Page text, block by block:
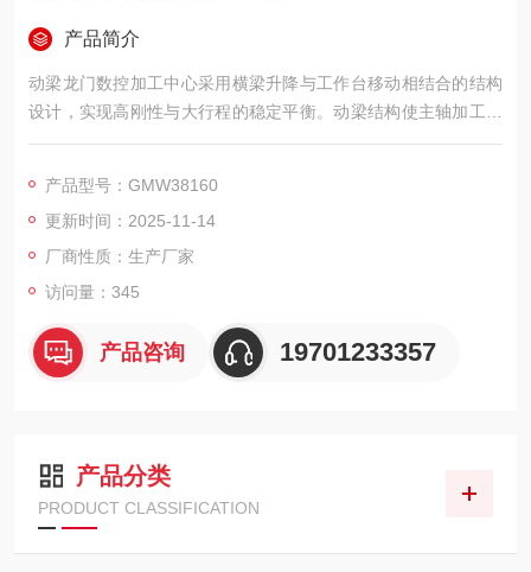
产品简介
动梁龙门数控加工中心采用横梁升降与工作台移动相结合的结构
设计，实现高刚性与大行程的稳定平衡。动梁结构使主轴加工高
度灵活可调，适用于不同尺寸工件的精密加工。机床关键部件均
变形。配置高扭矩主轴与重载滚柱导轨，具备强劲的切削能力与
优异的动态性能。可选配自动铣头、中心出水系统、主流数控系
统及自动刀库，实现多工序复合加工。
产品型号：GMW38160
更新时间：2025-11-14
厂商性质：生产厂家
访问量：345
产品咨询 19701233357
产品分类
PRODUCT CLASSIFICATION